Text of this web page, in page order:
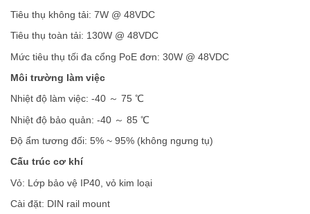
Tiêu thụ không tải: 7W @ 48VDC
Tiêu thụ toàn tải: 130W @ 48VDC
Mức tiêu thụ tối đa cổng PoE đơn: 30W @ 48VDC
Môi trường làm việc
Nhiệt độ làm việc: -40 ～ 75 ℃
Nhiệt độ bảo quản: -40 ～ 85 ℃
Độ ẩm tương đối: 5% ~ 95% (không ngưng tụ)
Cấu trúc cơ khí
Vỏ: Lớp bảo vệ IP40, vỏ kim loại
Cài đặt: DIN rail mount